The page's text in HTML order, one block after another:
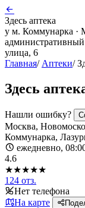
Здесь аптека
у м. Коммунарка ·
улица, 6
Главная/ Аптеки/
Здесь
Нашли ошибку?
Москва,
Коммунарка,
ежедневно,
4.6
★★★★★
124 отз.
Нет телефона
На карте